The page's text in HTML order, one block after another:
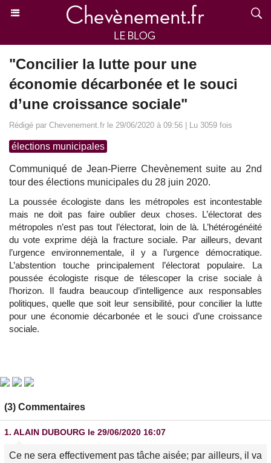
"Concilier la lutte pour une
économie décarbonée et le souci
d’une croissance sociale"
Rédigé par Chevenement.fr le 29/06/2020 à 09:56 | Lu 3059 fois
élections municipales
Communiqué de Jean-Pierre Chevènement suite au 2nd
tour des élections municipales du 28 juin 2020.
La poussée écologiste dans les métropoles est incontestable
mais ne doit pas faire oublier deux choses. L’électorat des
métropoles n’est pas tout l’électorat, loin de là. L’hétérogénéité
du vote exprime déjà la fracture sociale. Par ailleurs, devant
l’urgence environnementale, il y a l’urgence démocratique.
L’abstention touche principalement l’électorat populaire. La
poussée écologiste risque de télescoper la crise sociale à
l’horizon. Il faudra beaucoup d’intelligence aux responsables
politiques, quelle que soit leur sensibilité, pour concilier la lutte
pour une économie décarbonée et le souci d’une croissance
sociale.
(3) Commentaires
1. ALAIN DUBOURG le 29/06/2020 16:07
Ce ne sera effectivement pas tâche aisée; par ailleurs, il va